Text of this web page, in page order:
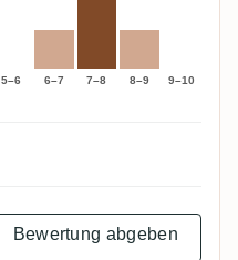
5–6 6–7 7–8 8–9 9–10
Bewertung abgeben